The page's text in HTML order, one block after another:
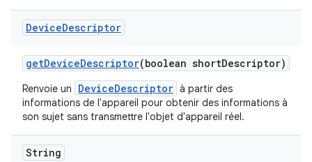
DeviceDescriptor
getDeviceDescriptor(boolean shortDescriptor)
Renvoie un DeviceDescriptor à partir des
informations de l'appareil pour obtenir des informations à
son sujet sans transmettre l'objet d'appareil réel.
String